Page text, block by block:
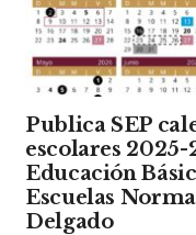
Publica SEP
escolares
Educación
Escuelas
Delgado